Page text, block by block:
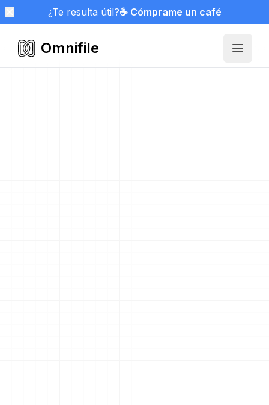
¿Te resulta útil?☕ Cómprame un café
Omnifile